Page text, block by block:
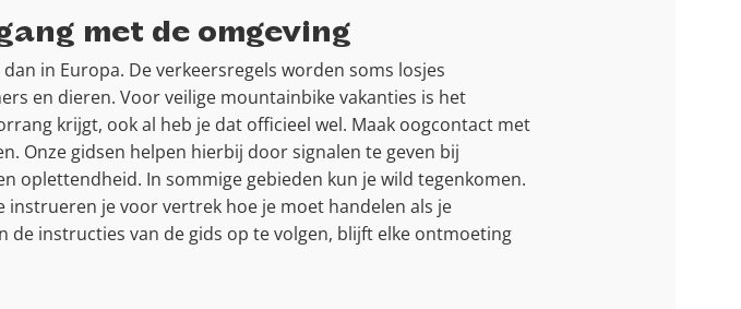
met de omgeving
in Europa. De verkeersregels worden soms losjes
en dieren. Voor veilige mountainbike vakanties is het
krijgt, ook al heb je dat officieel wel. Maak oogcontact met
Onze gidsen helpen hierbij door signalen te geven bij
oplettendheid. In sommige gebieden kun je wild tegenkomen.
instrueren je voor vertrek hoe je moet handelen als je
instructies van de gids op te volgen, blijft elke ontmoeting